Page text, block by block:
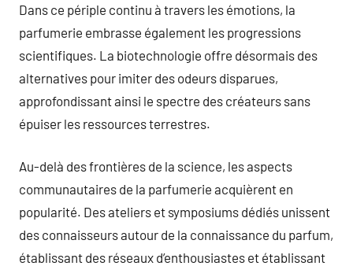
Dans ce périple continu à travers les émotions, la
parfumerie embrasse également les progressions
scientifiques. La biotechnologie offre désormais des
alternatives pour imiter des odeurs disparues,
approfondissant ainsi le spectre des créateurs sans
épuiser les ressources terrestres.
Au-delà des frontières de la science, les aspects
communautaires de la parfumerie acquièrent en
popularité. Des ateliers et symposiums dédiés unissent
des connaisseurs autour de la connaissance du parfum,
établissant des réseaux d’enthousiastes et établissant